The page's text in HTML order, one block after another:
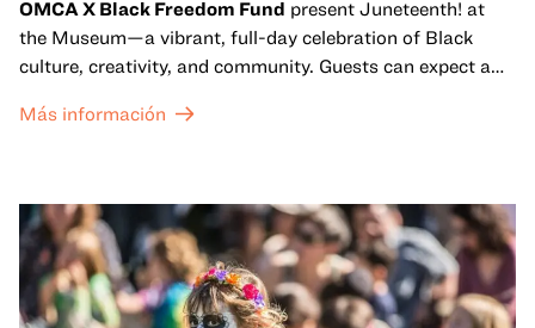
OMCA X Black Freedom Fund present Juneteenth! at
the Museum—a vibrant, full-day celebration of Black
culture, creativity, and community. Guests can expect a
sets from boundary-pushing artists, delicious offerings
move, make, and connect in celebration of Black culture.
Más información